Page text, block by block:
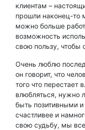
клиентам –
прошли наконец-то
можно больше
возможность
свою пользу, чтобы
Очень люблю
он говорит, что
того что перестает
влюбляться, нужно
быть позитивными
счастливее и
свою судьбу, мы